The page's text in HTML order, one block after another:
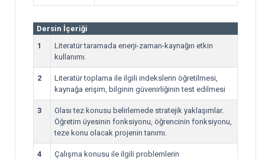
Dersin İçeriği
1
Literatür taramada enerji-zaman-kaynağın etkin
kullanımı.
2
Literatür toplama ile ilgili indekslerin öğretilmesi,
kaynağa erişim, bilginin güvenirliğinin test edilmesi
3
Olası tez konusu belirlemede stratejik yaklaşımlar.
Öğretim üyesinin fonksiyonu, öğrencinin fonksiyonu,
teze konu olacak projenin tanımı.
4
Çalışma konusu ile ilgili problemlerin